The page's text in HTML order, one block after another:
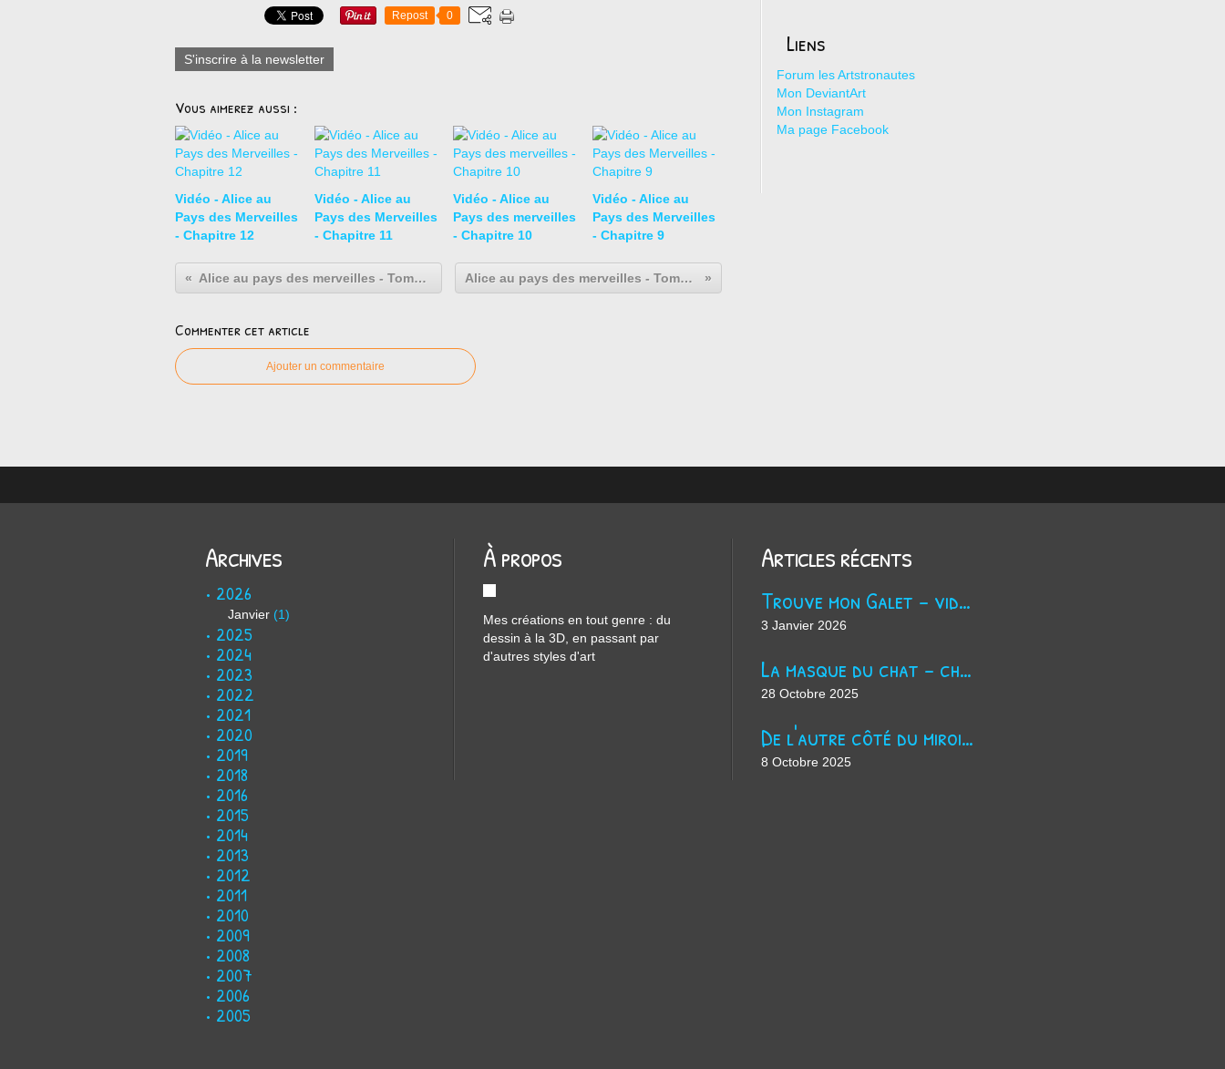
Repost 0
S'inscrire à la newsletter
Vous aimerez aussi :
Vidéo - Alice au
Pays des Merveilles
- Chapitre 12
Vidéo - Alice au
Pays des Merveilles
- Chapitre 11
Vidéo - Alice au
Pays des merveilles
- Chapitre 10
Vidéo - Alice au
Pays des Merveilles
- Chapitre 9
Alice au pays des merveilles - Tome 3 - page 58 Alice au pays des merveilles - Tome 3 - page 60
Commenter cet article
Ajouter un commentaire
Liens
Forum les Artstronautes
Mon DeviantArt
Mon Instagram
Ma page Facebook
Archives
2026
Janvier (1)
2025
2024
2023
2022
2021
2020
2019
2018
2016
2015
2014
2013
2012
2011
2010
2009
2008
2007
2006
2005
À propos
Mes créations en tout genre : du
dessin à la 3D, en passant par
d'autres styles d'art
Articles récents
Trouve mon Galet - vidéo Youtube
3 Janvier 2026
La masque du chat - chanson d'Halloween
28 Octobre 2025
De l'autre côté du miroir - chanson suno ai
8 Octobre 2025